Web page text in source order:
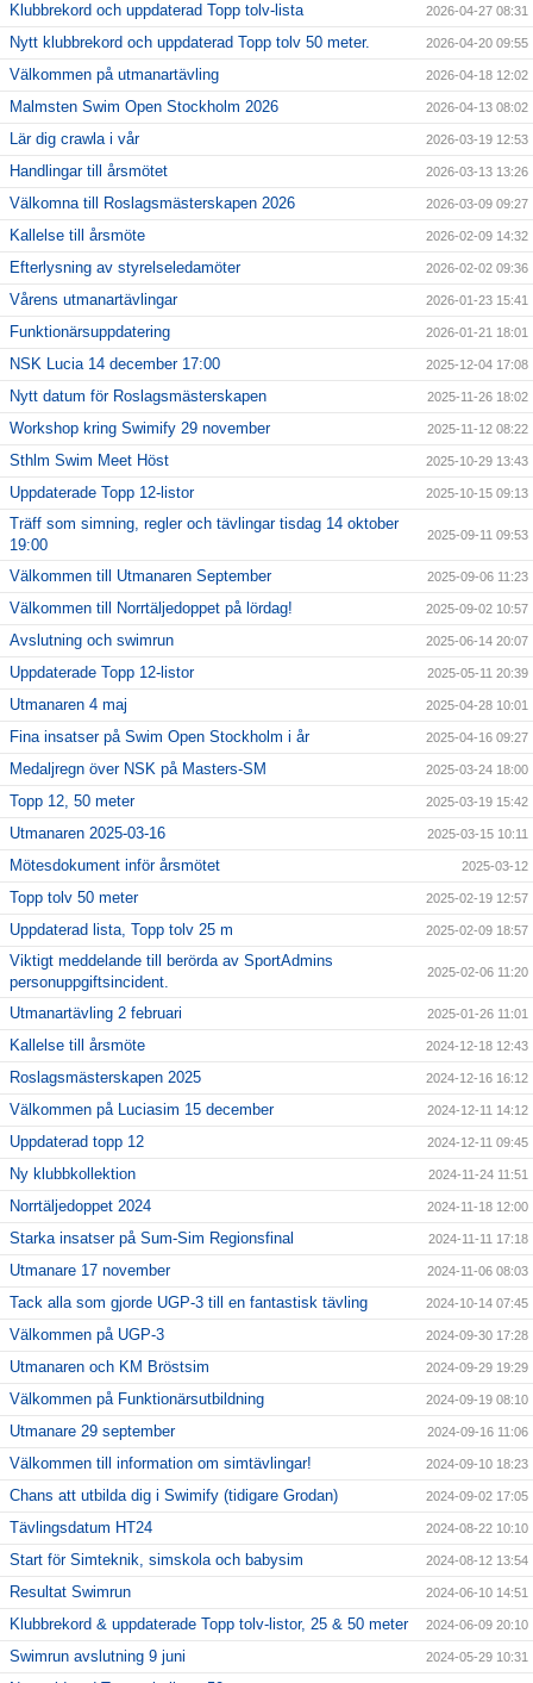
Klubbrekord och uppdaterad Topp tolv-lista 2026-04-27 08:31
Nytt klubbrekord och uppdaterad Topp tolv 50 meter. 2026-04-20 09:55
Välkommen på utmanartävling 2026-04-18 12:02
Malmsten Swim Open Stockholm 2026 2026-04-13 08:02
Lär dig crawla i vår 2026-03-19 12:53
Handlingar till årsmötet 2026-03-13 13:26
Välkomna till Roslagsmästerskapen 2026 2026-03-09 09:27
Kallelse till årsmöte 2026-02-09 14:32
Efterlysning av styrelseledamöter 2026-02-02 09:36
Vårens utmanartävlingar 2026-01-23 15:41
Funktionärsuppdatering 2026-01-21 18:01
NSK Lucia 14 december 17:00 2025-12-04 17:08
Nytt datum för Roslagsmästerskapen 2025-11-26 18:02
Workshop kring Swimify 29 november 2025-11-12 08:22
Sthlm Swim Meet Höst 2025-10-29 13:43
Uppdaterade Topp 12-listor 2025-10-15 09:13
Träff som simning, regler och tävlingar tisdag 14 oktober
19:00
2025-09-11 09:53
Välkommen till Utmanaren September 2025-09-06 11:23
Välkommen till Norrtäljedoppet på lördag! 2025-09-02 10:57
Avslutning och swimrun 2025-06-14 20:07
Uppdaterade Topp 12-listor 2025-05-11 20:39
Utmanaren 4 maj 2025-04-28 10:01
Fina insatser på Swim Open Stockholm i år 2025-04-16 09:27
Medaljregn över NSK på Masters-SM 2025-03-24 18:00
Topp 12, 50 meter 2025-03-19 15:42
Utmanaren 2025-03-16 2025-03-15 10:11
Mötesdokument inför årsmötet 2025-03-12
Topp tolv 50 meter 2025-02-19 12:57
Uppdaterad lista, Topp tolv 25 m 2025-02-09 18:57
Viktigt meddelande till berörda av SportAdmins
personuppgiftsincident.
2025-02-06 11:20
Utmanartävling 2 februari 2025-01-26 11:01
Kallelse till årsmöte 2024-12-18 12:43
Roslagsmästerskapen 2025 2024-12-16 16:12
Välkommen på Luciasim 15 december 2024-12-11 14:12
Uppdaterad topp 12 2024-12-11 09:45
Ny klubbkollektion 2024-11-24 11:51
Norrtäljedoppet 2024 2024-11-18 12:00
Starka insatser på Sum-Sim Regionsfinal 2024-11-11 17:18
Utmanare 17 november 2024-11-06 08:03
Tack alla som gjorde UGP-3 till en fantastisk tävling 2024-10-14 07:45
Välkommen på UGP-3 2024-09-30 17:28
Utmanaren och KM Bröstsim 2024-09-29 19:29
Välkommen på Funktionärsutbildning 2024-09-19 08:10
Utmanare 29 september 2024-09-16 11:06
Välkommen till information om simtävlingar! 2024-09-10 18:23
Chans att utbilda dig i Swimify (tidigare Grodan) 2024-09-02 17:05
Tävlingsdatum HT24 2024-08-22 10:10
Start för Simteknik, simskola och babysim 2024-08-12 13:54
Resultat Swimrun 2024-06-10 14:51
Klubbrekord & uppdaterade Topp tolv-listor, 25 & 50 meter 2024-06-09 20:10
Swimrun avslutning 9 juni 2024-05-29 10:31